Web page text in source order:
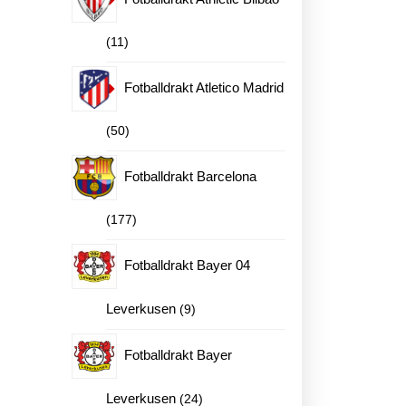
1111
produkter
Fotballdrakt Atletico Madrid
5050
produkter
Fotballdrakt Barcelona
177177
produkter
Fotballdrakt Bayer 04
Leverkusen 99
Fotballdrakt Bayer
Leverkusen 2424